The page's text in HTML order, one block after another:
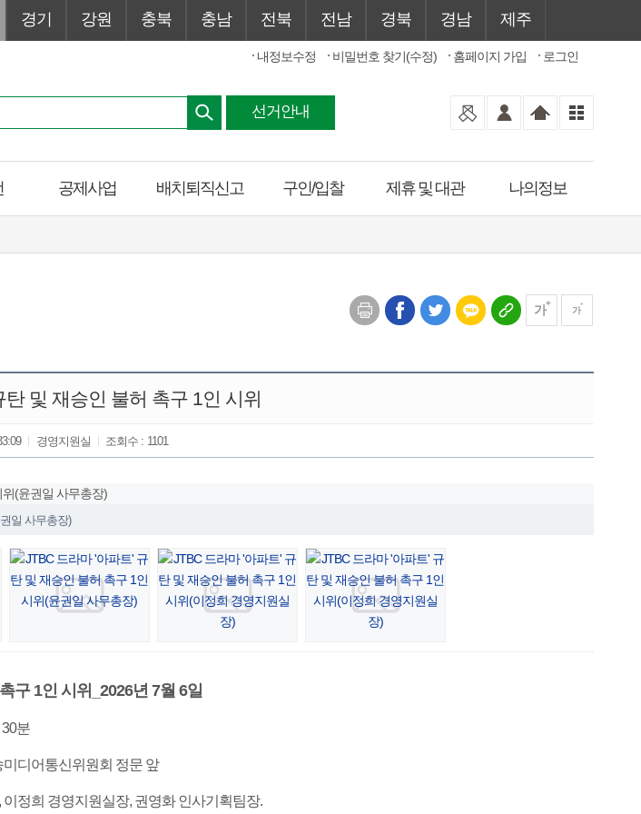
경기 강원 충북 충남 전북 전남 경북 경남 제주
로그인
홈페이지 가입
비밀번호 찾기(수정)
내정보수정
선거안내
공제사업 배치퇴직신고 구인/입찰 제휴 및 대관 나의정보
가 가
및 재승인 불허 촉구 1인 시위
경영지원실 조회수 : 1101
일 사무총장)
구 1인 시위_2026년 7월 6일
30분
디어통신위원회 정문 앞
정희 경영지원실장, 권영화 인사기획팀장.